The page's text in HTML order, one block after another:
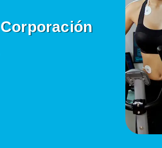
Corporación